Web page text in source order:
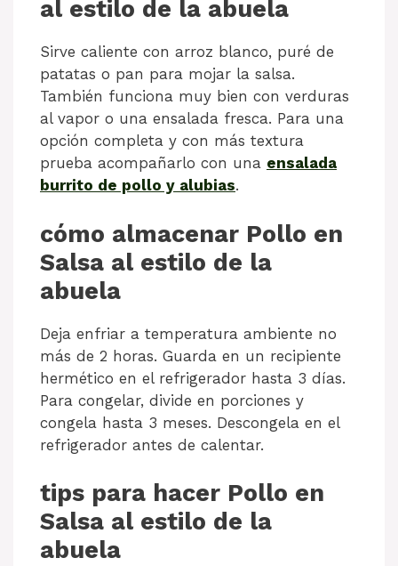
al estilo de la abuela
Sirve caliente con arroz blanco, puré de
patatas o pan para mojar la salsa.
También funciona muy bien con verduras
al vapor o una ensalada fresca. Para una
opción completa y con más textura
prueba acompañarlo con una ensalada
burrito de pollo y alubias.
cómo almacenar Pollo en
Salsa al estilo de la
abuela
Deja enfriar a temperatura ambiente no
más de 2 horas. Guarda en un recipiente
hermético en el refrigerador hasta 3 días.
Para congelar, divide en porciones y
congela hasta 3 meses. Descongela en el
refrigerador antes de calentar.
tips para hacer Pollo en
Salsa al estilo de la
abuela